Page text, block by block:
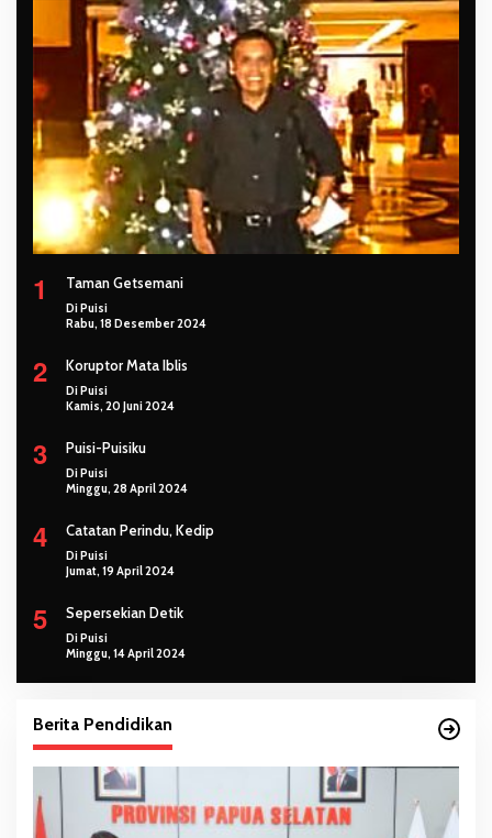
1 Taman Getsemani
Di Puisi
Rabu, 18 Desember 2024
2 Koruptor Mata Iblis
Di Puisi
Kamis, 20 Juni 2024
3 Puisi-Puisiku
Di Puisi
Minggu, 28 April 2024
4 Catatan Perindu, Kedip
Di Puisi
Jumat, 19 April 2024
5 Sepersekian Detik
Di Puisi
Minggu, 14 April 2024
Berita Pendidikan